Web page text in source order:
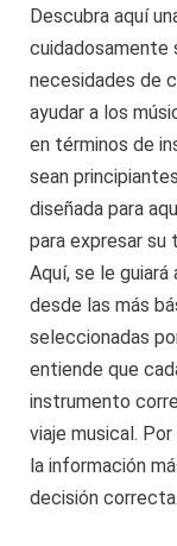
Descubra aquí
cuidadosamente
necesidades de
ayudar a los
en términos de
sean
diseñada para
para expresar su
Aquí, se le
desde las más
seleccionadas
entiende que
instrumento
viaje musical.
la información
decisión correcta.